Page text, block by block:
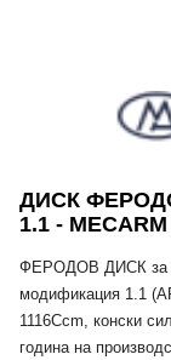
ДИСК
1.1 - MECARM
ФЕРОДОВ ДИСК за
модификация 1.1
1116Ccm, конски
година на